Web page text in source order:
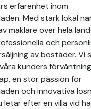
erfarenhet inom
Med stark lokal
mäklare över hela
och
av bostäder. Vi
kunders
en stor passion för
och innovativa
letar efter en villa vid